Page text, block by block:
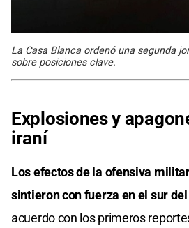
La Casa Blanca ordenó una segunda
sobre posiciones clave.
Explosiones y
iraní
Los efectos de la ofensiva
sintieron con fuerza en el sur
acuerdo con los primeros